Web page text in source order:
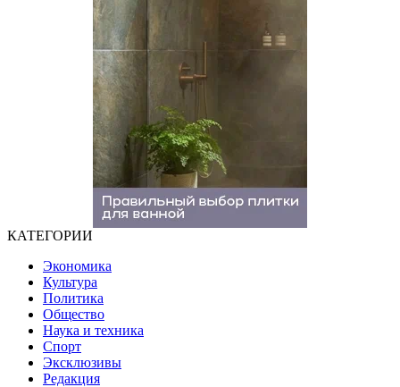
КАТЕГОРИИ
Экономика
Культура
Политика
Общество
Наука и техника
Спорт
Эксклюзивы
Редакция